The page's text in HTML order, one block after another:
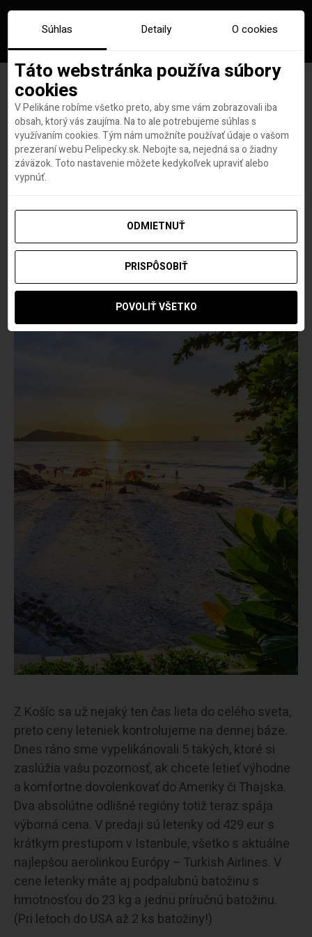
New York či Phuket: letenky z
Košíc od 429 eur!
Lovci leteniek a dovoleniek
Z Košíc sa už nejaký ten čas lieta do celého sveta,
preto ceny leteniek kontrolujeme na dennej báze.
Dnes ráno sme vypelikánovali 5 takých, ktoré si
zaslúžia vašu pozornosť, ak chcete letieť výhodne
a komfortne dovolenkovať do Ameriky či Thajska.
Dva absolútne odlišné regióny totiž teraz spája
výborná cena. V predaji sú letenky od 429 eur s
krátkym prestupom v Istanbule, všetko s aktuálne
najlepšou aerolinkou Európy – Turkish Airlines. V
cene letenky máte aj podpalubnú batožinu s
hmotnosťou do 23 kg a jednu príručnú batožinu.
(Pri letoch do USA až 2 ks batožiny!)
Súhlas Detaily O cookies
Táto webstránka používa súbory
cookies
V Pelikáne robíme všetko preto, aby sme vám zobrazovali iba
obsah, ktorý vás zaujíma. Na to ale potrebujeme súhlas s
využívaním cookies. Tým nám umožníte používať údaje o vašom
prezeraní webu Pelipecky.sk. Nebojte sa, nejedná sa o žiadny
záväzok. Toto nastavenie môžete kedykoľvek upraviť alebo
vypnúť.
ODMIETNUŤ
PRISPÔSOBIŤ
POVOLIŤ VŠETKO